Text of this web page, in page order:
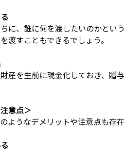
に、誰に何を渡したいのかとい
渡すこともできるでしょう。
産を生前に現金化しておき、贈
意点＞
ようなデメリットや注意点も存在